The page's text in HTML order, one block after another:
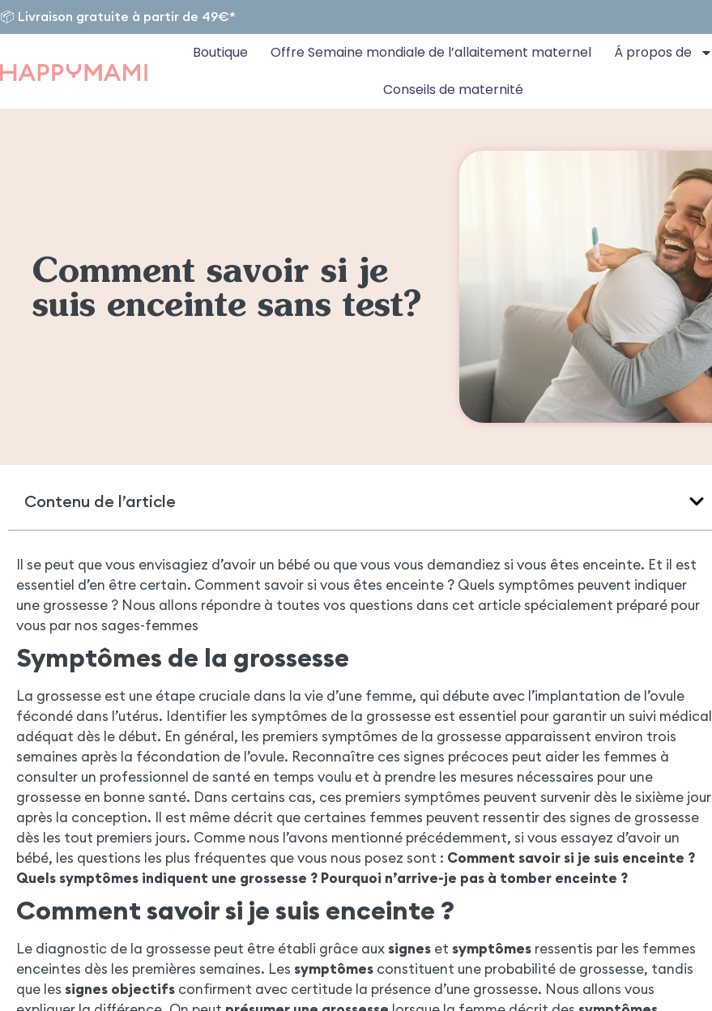
📦 Livraison gratuite à partir de 49€*
Boutique Offre Semaine mondiale de l’allaitement maternel
Á propos de
Conseils de maternité
Comment savoir si je
suis enceinte sans test?
Contenu de l’article
Il se peut que vous envisagiez d’avoir un bébé ou que vous vous demandiez si vous êtes enceinte. Et il est
essentiel d’en être certain. Comment savoir si vous êtes enceinte ? Quels symptômes peuvent indiquer
une grossesse ? Nous allons répondre à toutes vos questions dans cet article spécialement préparé pour
vous par nos sages-femmes
Symptômes de la grossesse
La grossesse est une étape cruciale dans la vie d’une femme, qui débute avec l’implantation de l’ovule
fécondé dans l’utérus. Identifier les symptômes de la grossesse est essentiel pour garantir un suivi médical
adéquat dès le début. En général, les premiers symptômes de la grossesse apparaissent environ trois
semaines après la fécondation de l’ovule. Reconnaître ces signes précoces peut aider les femmes à
consulter un professionnel de santé en temps voulu et à prendre les mesures nécessaires pour une
grossesse en bonne santé. Dans certains cas, ces premiers symptômes peuvent survenir dès le sixième jour
après la conception. Il est même décrit que certaines femmes peuvent ressentir des signes de grossesse
dès les tout premiers jours. Comme nous l’avons mentionné précédemment, si vous essayez d’avoir un
bébé, les questions les plus fréquentes que vous nous posez sont : Comment savoir si je suis enceinte ?
Quels symptômes indiquent une grossesse ? Pourquoi n’arrive-je pas à tomber enceinte ?
Comment savoir si je suis enceinte ?
Le diagnostic de la grossesse peut être établi grâce aux signes et symptômes ressentis par les femmes
enceintes dès les premières semaines. Les symptômes constituent une probabilité de grossesse, tandis
que les signes objectifs confirment avec certitude la présence d’une grossesse. Nous allons vous